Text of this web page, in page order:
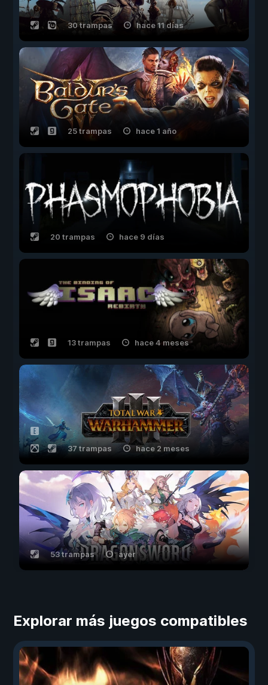
30 trampas hace 11 días
25 trampas hace 1 año
20 trampas hace 9 días
13 trampas hace 4 meses
37 trampas hace 2 meses
53 trampas ayer
Explorar más juegos compatibles